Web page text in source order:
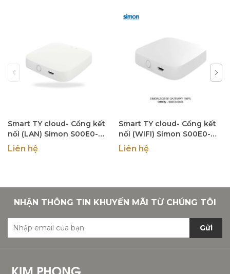
Smart TY cloud- Cổng kết
nối (LAN) Simon S00E0-
S008
Liên hệ
Smart TY cloud- Cổng kết
nối (WIFI) Simon S00E0-
S009
Liên hệ
NHẬN THÔNG TIN KHUYẾN MÃI TỪ CHÚNG TÔI
Gửi